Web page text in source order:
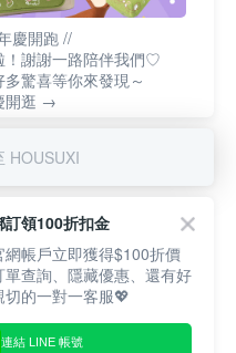
慶開跑 //
！謝謝一路陪伴我們♡
多驚喜等你來發現～
開逛 →
HOUSUXI
訂領100折扣金
網帳戶立即獲得$100折價
單查詢、隱藏優惠、還有好
切的一對一客服💖
連結 LINE 帳號